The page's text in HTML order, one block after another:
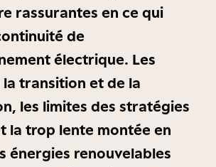
rassurantes en ce qui
de
électrique. Les
transition et de la
les limites des stratégies
la trop lente montée en
énergies renouvelables